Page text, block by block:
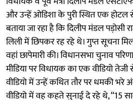
और उन्हें ओडिशा के पुरी स्थित एक होटल
बताया जा रहा है कि दिलीप मंडल पड़ोसी
लिली में छिपकर रह रहे थे। गुप्त सूचना
वहां छापेमारी की। विधानसभा चुनाव
मीडिया पर विधायक का एक वीडियो
वीडियो में उन्हें कथित तौर पर धमकी भरे
वीडियो में वह कहते सुनाई दे रहे थे, “15